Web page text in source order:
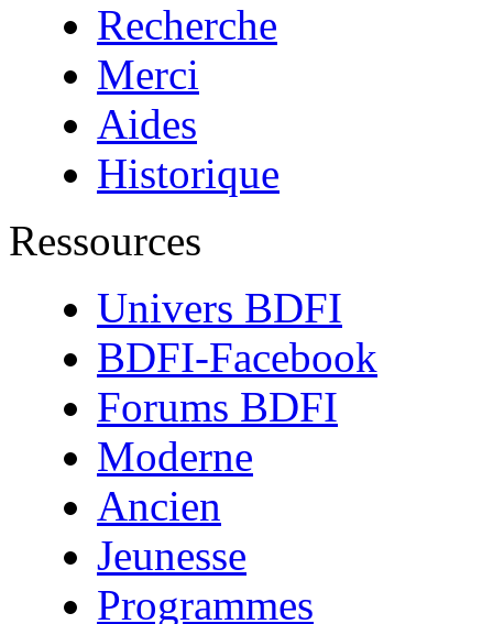
Recherche
Merci
Aides
Historique
Ressources
Univers BDFI
BDFI-Facebook
Forums BDFI
Moderne
Ancien
Jeunesse
Programmes